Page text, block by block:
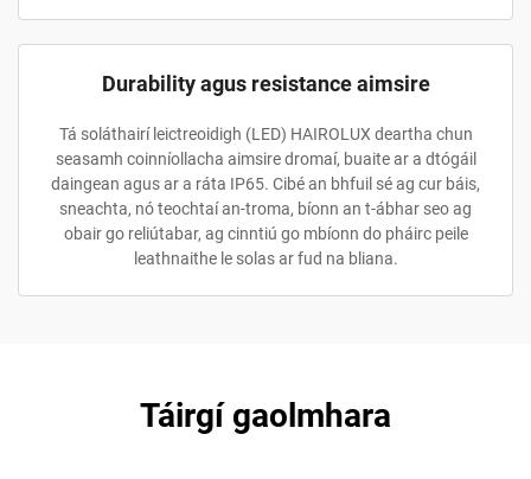
Durability agus resistance aimsire
Tá soláthairí leictreoidigh (LED) HAIROLUX deartha chun
seasamh coinníollacha aimsire dromaí, buaite ar a dtógáil
daingean agus ar a ráta IP65. Cibé an bhfuil sé ag cur báis,
sneachta, nó teochtaí an-troma, bíonn an t-ábhar seo ag
obair go reliútabar, ag cinntiú go mbíonn do pháirc peile
leathnaithe le solas ar fud na bliana.
Táirgí gaolmhara